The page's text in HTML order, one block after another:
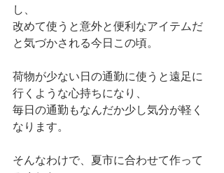
し、
改めて使うと意外と便利なアイテムだ
と気づかされる今日この頃。
荷物が少ない日の通勤に使うと遠足に
行くような心持ちになり、
毎日の通勤もなんだか少し気分が軽く
なります。
そんなわけで、夏市に合わせて作って